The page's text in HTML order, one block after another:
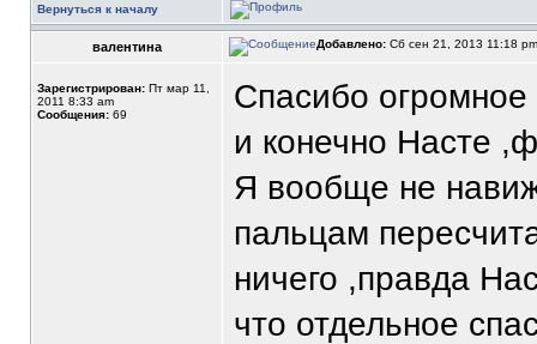
Вернуться к началу
валентина Добавлено: Сб сен 21, 2013 11:18
Зарегистрирован: Пт мар 11,
2011 8:33 am
Сообщения: 69
Спасибо
и конечно Насте
Я вообще не
пальцам
ничего ,правда
что отдельное